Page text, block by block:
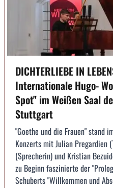
DICHTERLIEBE IN
Internationale Hugo-
Spot" im Weißen Saal
Stuttgart
"Goethe und die Frauen" stand
Konzerts mit Julian Pregardien
(Sprecherin) und Kristian
zu Beginn faszinierte der
Schuberts "Willkommen und